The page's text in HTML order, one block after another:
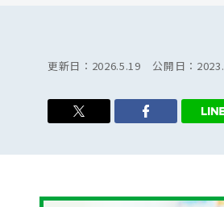
更新日： 2026.5.19 公開日：